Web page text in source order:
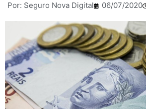
Por: Seguro Nova Digital 06/07/2020